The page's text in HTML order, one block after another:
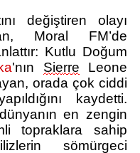
değiştiren olayı
Moral FM’de
r: Kutlu Doğum
'nın Sierre Leone
orada çok ciddi
kaydetti.
dünyanın en zengin
topraklara sahip
sömürgeci